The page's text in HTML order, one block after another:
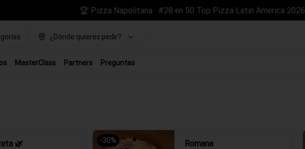
🏆 Pizza Napolitana · #28 en 50 Top Pizza Latin America 2026
¿Dónde quieres pedir?
MasterClass Partners Preguntas
🌿 -30% Romana